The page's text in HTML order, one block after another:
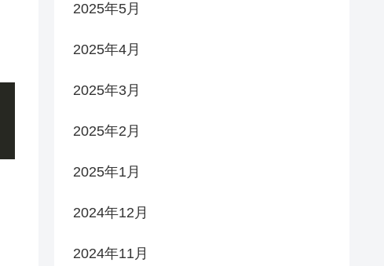
2025年5月
2025年4月
2025年3月
2025年2月
2025年1月
2024年12月
2024年11月